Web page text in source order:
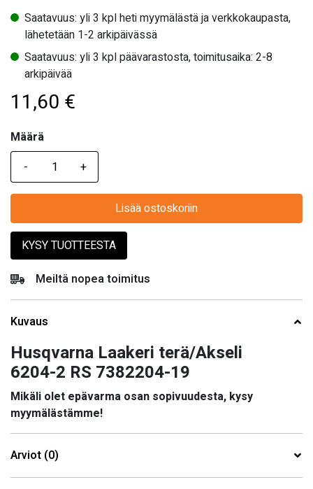
Saatavuus: yli 3 kpl heti myymälästä ja verkkokaupasta,
lähetetään 1-2 arkipäivässä
Saatavuus: yli 3 kpl päävarastosta, toimitusaika: 2-8
arkipäivää
11,60 €
Määrä
Määrä
Lisää ostoskoriin
KYSY TUOTTEESTA
Meiltä nopea toimitus
Kuvaus
Husqvarna Laakeri terä/Akseli
6204-2 RS 7382204-19
Mikäli olet epävarma osan sopivuudesta, kysy
myymälästämme!
Arviot (0)